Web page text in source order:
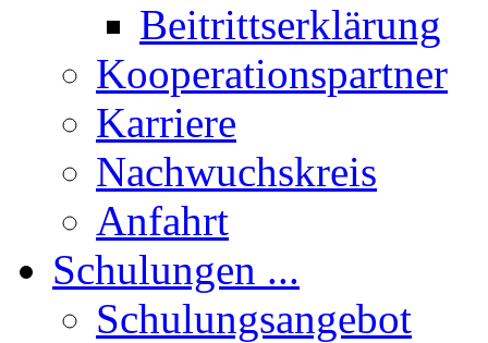
Beitrittserklärung
Kooperationspartner
Karriere
Nachwuchskreis
Anfahrt
Schulungen ...
Schulungsangebot